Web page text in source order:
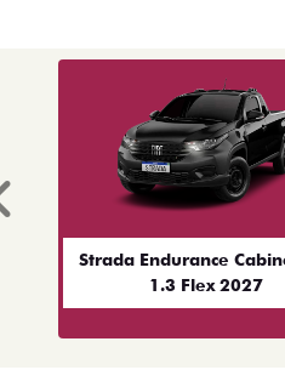
Strada Endurance
1.3 Flex 2027
Anterior